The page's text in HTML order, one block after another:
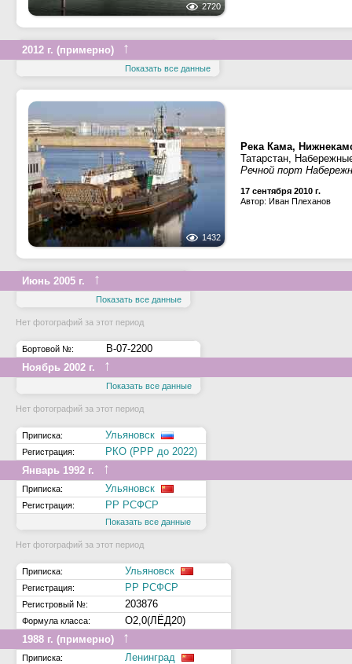
2720
2012 г. (примерно) ↑
Показать все данные
1432
Река Кама,
Татарстан,
Речной порт
17 сентября 2010 г.
Автор: Иван Плеханов
Июнь 2005 г. ↑
Показать все данные
Нет фотографий за этот период
Бортовой №:
В-07-2200
Ноябрь 2002 г.
↑
Показать все данные
Нет фотографий за этот период
Приписка: Ульяновск
Регистрация:
РКО (РРР до 2022)
Январь 1992 г.
↑
Приписка: Ульяновск
Регистрация: РР РСФСР
Показать все данные
Нет фотографий за этот период
Приписка: Ульяновск
Регистрация: РР РСФСР
Регистровый №: 203876
Формула класса:
О2,0(ЛЁД20)
1988 г. (примерно)
↑
Приписка: Ленинград